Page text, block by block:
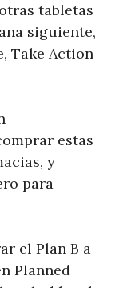
tabletas
siguiente,
Take Action
estas
y
para
el Plan B a
Planned